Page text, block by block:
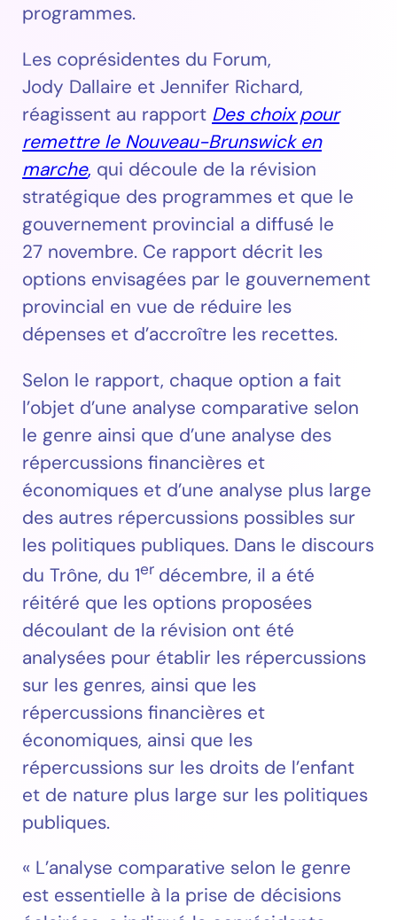
programmes.
Les coprésidentes du Forum,
Jody Dallaire et Jennifer Richard,
réagissent au rapport Des choix pour
remettre le Nouveau-Brunswick en
marche, qui découle de la révision
stratégique des programmes et que le
gouvernement provincial a diffusé le
27 novembre. Ce rapport décrit les
options envisagées par le gouvernement
provincial en vue de réduire les
dépenses et d’accroître les recettes.
Selon le rapport, chaque option a fait
l’objet d’une analyse comparative selon
le genre ainsi que d’une analyse des
répercussions financières et
économiques et d’une analyse plus large
des autres répercussions possibles sur
les politiques publiques. Dans le discours
du Trône, du 1er décembre, il a été
réitéré que les options proposées
découlant de la révision ont été
analysées pour établir les répercussions
sur les genres, ainsi que les
répercussions financières et
économiques, ainsi que les
répercussions sur les droits de l’enfant
et de nature plus large sur les politiques
publiques.
« L’analyse comparative selon le genre
est essentielle à la prise de décisions